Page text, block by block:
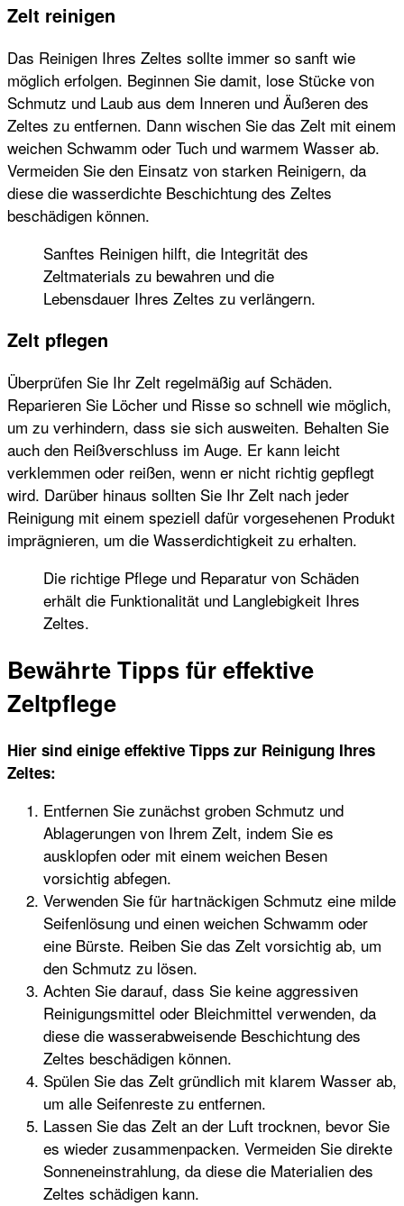
Zelt reinigen
Das Reinigen Ihres Zeltes sollte immer so sanft wie
möglich erfolgen. Beginnen Sie damit, lose Stücke von
Schmutz und Laub aus dem Inneren und Äußeren des
Zeltes zu entfernen. Dann wischen Sie das Zelt mit einem
weichen Schwamm oder Tuch und warmem Wasser ab.
Vermeiden Sie den Einsatz von starken Reinigern, da
diese die wasserdichte Beschichtung des Zeltes
beschädigen können.
Sanftes Reinigen hilft, die Integrität des
Zeltmaterials zu bewahren und die
Lebensdauer Ihres Zeltes zu verlängern.
Zelt pflegen
Überprüfen Sie Ihr Zelt regelmäßig auf Schäden.
Reparieren Sie Löcher und Risse so schnell wie möglich,
um zu verhindern, dass sie sich ausweiten. Behalten Sie
auch den Reißverschluss im Auge. Er kann leicht
verklemmen oder reißen, wenn er nicht richtig gepflegt
wird. Darüber hinaus sollten Sie Ihr Zelt nach jeder
Reinigung mit einem speziell dafür vorgesehenen Produkt
imprägnieren, um die Wasserdichtigkeit zu erhalten.
Die richtige Pflege und Reparatur von Schäden
erhält die Funktionalität und Langlebigkeit Ihres
Zeltes.
Bewährte Tipps für effektive
Zeltpflege
Hier sind einige effektive Tipps zur Reinigung Ihres
Zeltes:
Entfernen Sie zunächst groben Schmutz und
Ablagerungen von Ihrem Zelt, indem Sie es
ausklopfen oder mit einem weichen Besen
vorsichtig abfegen.
Verwenden Sie für hartnäckigen Schmutz eine milde
Seifenlösung und einen weichen Schwamm oder
eine Bürste. Reiben Sie das Zelt vorsichtig ab, um
den Schmutz zu lösen.
Achten Sie darauf, dass Sie keine aggressiven
Reinigungsmittel oder Bleichmittel verwenden, da
diese die wasserabweisende Beschichtung des
Zeltes beschädigen können.
Spülen Sie das Zelt gründlich mit klarem Wasser ab,
um alle Seifenreste zu entfernen.
Lassen Sie das Zelt an der Luft trocknen, bevor Sie
es wieder zusammenpacken. Vermeiden Sie direkte
Sonneneinstrahlung, da diese die Materialien des
Zeltes schädigen kann.